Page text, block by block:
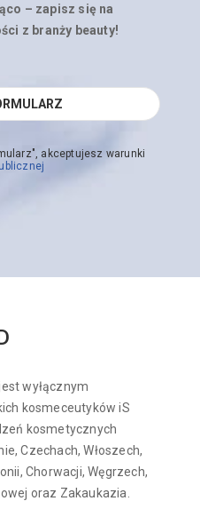
– zapisz się na
z branży beauty!
akceptujesz warunki
wyłącznym
kosmeceutyków iS
kosmetycznych
Czechach, Włoszech,
Chorwacji, Węgrzech,
oraz Zakaukazia.